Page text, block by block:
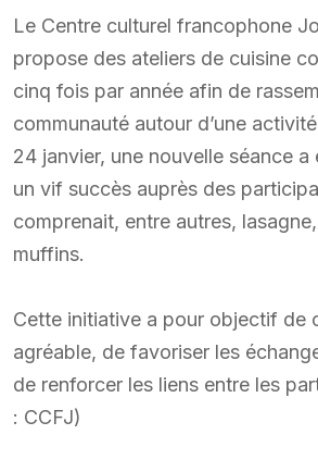
Le Centre culturel francophone
propose des ateliers de cuisine
cinq fois par année afin de
communauté autour d’une
24 janvier, une nouvelle séance a
un vif succès auprès des
comprenait, entre autres,
muffins.
Cette initiative a pour objectif de
agréable, de favoriser les
de renforcer les liens entre les
: CCFJ)